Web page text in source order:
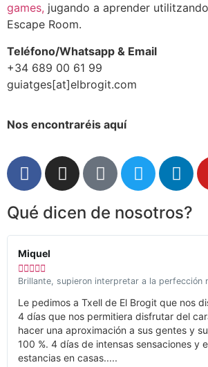
games, jugando a aprender
Escape Room.
Teléfono/Whatsapp & Email
+34 689 00 61 99
guiatges[at]elbrogit.com
Nos encontraréis aquí
Qué dicen de nosotros?
Miquel

Brillante, supieron interpretar a la perfección
Le pedimos a Txell de El Brogit que nos
4 días que nos permitiera disfrutar del
hacer una aproximación a sus gentes y
100 %. 4 días de intensas sensaciones y
estancias en casas.....